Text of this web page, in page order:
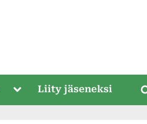
Toggle
menu
Liity jäseneksi